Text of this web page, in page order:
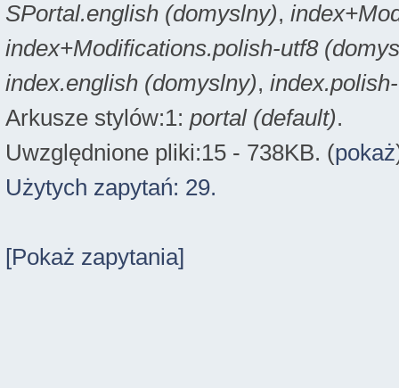
SPortal.english (domyslny),
index+Modifications.polish-utf8
index.english (domyslny),
Arkusze stylów:1: portal (default).
Uwzględnione pliki:15 - 738KB. (pokaż
Użytych zapytań: 29.
[Pokaż zapytania]